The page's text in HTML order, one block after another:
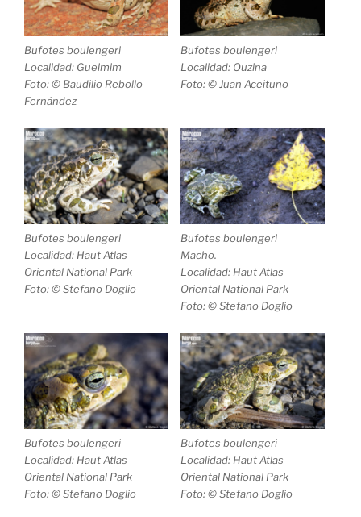
Bufotes boulengeri
Localidad: Guelmim
Foto: © Baudilio Rebollo
Fernández
Bufotes boulengeri
Localidad: Ouzina
Foto: © Juan Aceituno
Bufotes boulengeri
Localidad: Haut Atlas
Oriental National Park
Foto: © Stefano Doglio
Bufotes boulengeri
Macho.
Localidad: Haut Atlas
Oriental National Park
Foto: © Stefano Doglio
Bufotes boulengeri
Localidad: Haut Atlas
Oriental National Park
Foto: © Stefano Doglio
Bufotes boulengeri
Localidad: Haut Atlas
Oriental National Park
Foto: © Stefano Doglio